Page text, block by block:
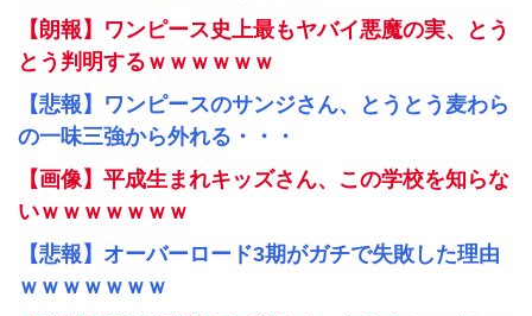
【朗報】ワンピース史上最もヤバイ悪魔の実、とう
とう判明するｗｗｗｗｗｗ
【悲報】ワンピースのサンジさん、とうとう麦わら
の一味三強から外れる・・・
【画像】平成生まれキッズさん、この学校を知らな
いｗｗｗｗｗｗｗ
【悲報】オーバーロード3期がガチで失敗した理由
ｗｗｗｗｗｗｗ